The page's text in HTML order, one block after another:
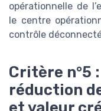
opérationnelle de
le centre
contrôle
Critère n°5
réduction